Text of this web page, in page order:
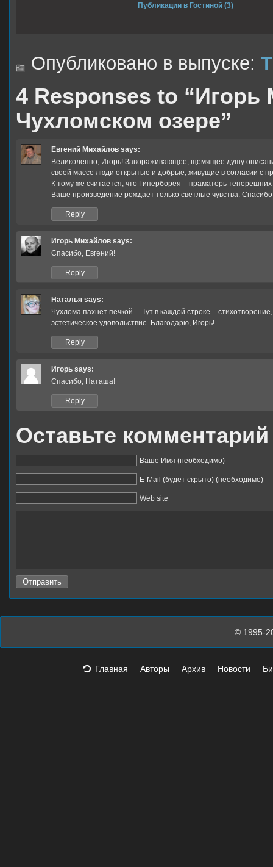
Публикации в Гостиной (3)
Опубликовано в выпуске:
4 Responses to
Чухломском озере”
Евгений Михайлов says:
Великолепно, Игорь! Завораживающее, щемящее душу
своей массе люди открытые и добрые, живущие в согласии с
К тому же считается, что Гиперборея – праматерь
Ваше произведение рождает только светлые чувства.
Reply
Игорь Михайлов says:
Спасибо, Евгений!
Reply
Наталья says:
Чухлома пахнет печкой… Тут в каждой строке –
эстетическое удовольствие. Благодарю, Игорь!
Reply
Игорь says:
Спасибо, Наташа!
Reply
Оставьте комментарий
Ваше Имя (необходимо)
E-Mail (будет скрыто) (необходимо)
Web site
© 1995-
Главная Авторы Архив Новости